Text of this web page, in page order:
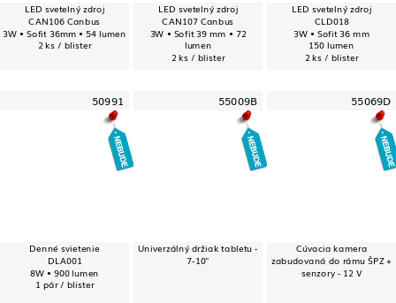
LED svetelný zdroj
CAN106 Canbus
3W • Sofit 36mm • 54 lumen
2 ks / blister
LED svetelný zdroj
CAN107 Canbus
3W • Sofit 39 mm • 72
lumen
2 ks / blister
LED svetelný zdroj
CLD018
3W • Sofit 36 mm
150 lumen
2 ks / blister
50991
Denné svietenie
DLA001
8W • 900 lumen
1 pár / blister
55009B
Univerzálný držiak tabletu -
7-10"
55069D
Cúvacia kamera
zabudovaná do rámu ŠPZ +
senzory - 12 V